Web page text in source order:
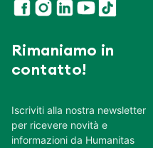
Rimaniamo in
contatto!
Iscriviti alla nostra newsletter
per ricevere novità e
informazioni da Humanitas